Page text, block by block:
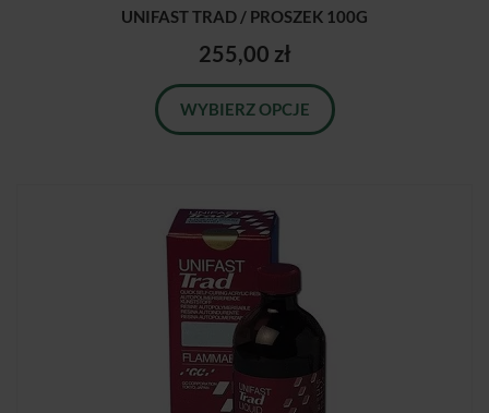
UNIFAST TRAD / PROSZEK 100G
255,00 zł
WYBIERZ OPCJE